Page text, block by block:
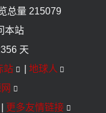
总量 215079
本站
天
站
地球人
更多友情链接